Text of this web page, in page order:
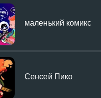
маленький комикс
Сенсей Пико